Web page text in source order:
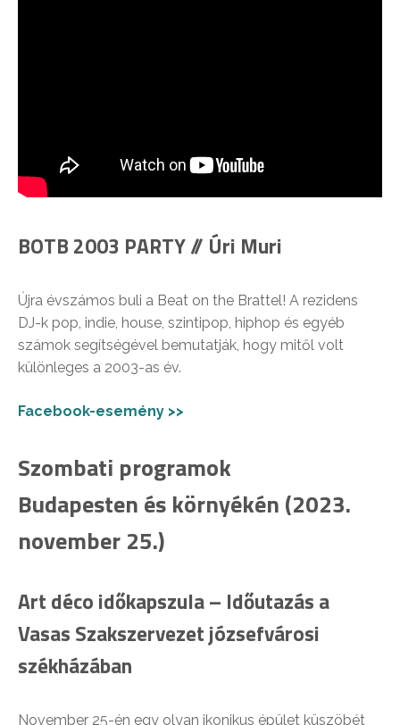
BOTB 2003 PARTY // Úri Muri
Újra évszámos buli a Beat on the Brattel! A rezidens
DJ-k pop, indie, house, szintipop, hiphop és egyéb
számok segítségével bemutatják, hogy mitől volt
különleges a 2003-as év.
Facebook-esemény >>
Szombati programok
Budapesten és környékén (2023.
november 25.)
Art déco időkapszula – Időutazás a
Vasas Szakszervezet józsefvárosi
székházában
November 25-én egy olyan ikonikus épület küszöbét